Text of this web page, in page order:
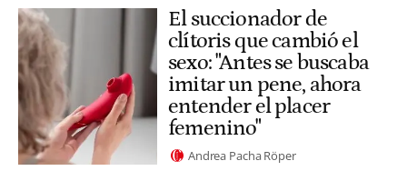
El succionador de
clítoris que cambió el
sexo: "Antes se buscaba
imitar un pene, ahora
entender el placer
femenino"
Andrea Pacha Röper